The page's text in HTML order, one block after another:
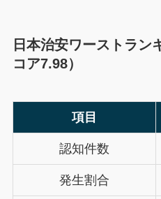
日本治安ワーストラン
コア7.98）
項目
認知件数
発生割合